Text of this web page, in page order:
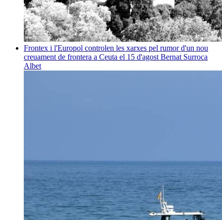
Frontex i l'Europol controlen les xarxes pel rumor d'un nou
creuament de frontera a Ceuta el 15 d'agost Bernat Surroca
Albet